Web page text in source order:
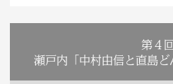
第４回
瀬戸内「中村由信と直島